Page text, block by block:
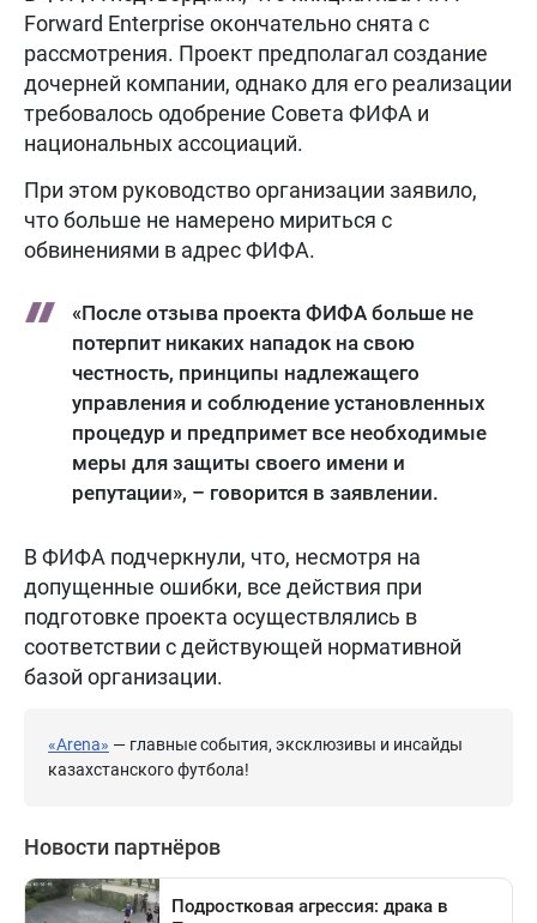
Forward Enterprise окончательно снята с
рассмотрения. Проект предполагал создание
дочерней компании, однако для его реализации
требовалось одобрение Совета ФИФА и
национальных ассоциаций.
При этом руководство организации заявило,
что больше не намерено мириться с
обвинениями в адрес ФИФА.
«После отзыва проекта ФИФА больше не
потерпит никаких нападок на свою
честность, принципы надлежащего
управления и соблюдение установленных
процедур и предпримет все необходимые
меры для защиты своего имени и
репутации», – говорится в заявлении.
В ФИФА подчеркнули, что, несмотря на
допущенные ошибки, все действия при
подготовке проекта осуществлялись в
соответствии с действующей нормативной
базой организации.
«Arena» — главные события, эксклюзивы и инсайды
казахстанского футбола!